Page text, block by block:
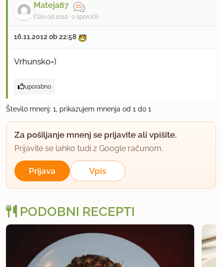
Mateja87
član od 2010 2 sporočil
16.11.2012 ob 22:58
Vrhunsko=)
uporabno
Število mnenj: 1, prikazujem mnenja od 1 do 1
Za pošiljanje mnenj se prijavite ali vpišite.
Prijavite se lahko tudi z Google računom.
Prijava Vpis
PODOBNI RECEPTI